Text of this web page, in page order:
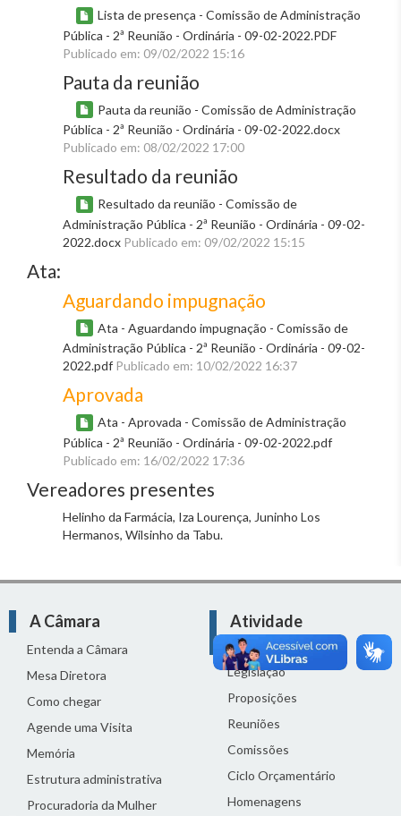
Lista de presença - Comissão de Administração
Pública - 2ª Reunião - Ordinária - 09-02-2022.PDF
Publicado em: 09/02/2022 15:16
Pauta da reunião
Pauta da reunião - Comissão de Administração
Pública - 2ª Reunião - Ordinária - 09-02-2022.docx
Publicado em: 08/02/2022 17:00
Resultado da reunião
Resultado da reunião - Comissão de
Administração Pública - 2ª Reunião - Ordinária - 09-02-
2022.docx Publicado em: 09/02/2022 15:15
Ata:
Aguardando impugnação
Ata - Aguardando impugnação - Comissão de
Administração Pública - 2ª Reunião - Ordinária - 09-02-
2022.pdf Publicado em: 10/02/2022 16:37
Aprovada
Ata - Aprovada - Comissão de Administração
Pública - 2ª Reunião - Ordinária - 09-02-2022.pdf
Publicado em: 16/02/2022 17:36
Vereadores presentes
Helinho da Farmácia, Iza Lourença, Juninho Los
Hermanos, Wilsinho da Tabu.
A Câmara
Entenda a Câmara
Mesa Diretora
Como chegar
Agende uma Visita
Memória
Estrutura administrativa
Procuradoria da Mulher
Atividade
Legislativa
Legislação
Proposições
Reuniões
Comissões
Ciclo Orçamentário
Homenagens